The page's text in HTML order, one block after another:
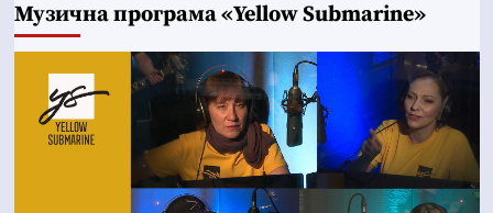
Музична програма «Yellow Submarine»